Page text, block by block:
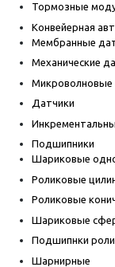
Тормозные
Конвейерная
Мембранные
Механические
Микроволновые
Датчики
Подшипники
Шариковые
Роликовые
Роликовые
Шариковые
Подшипнки
Шарнирные